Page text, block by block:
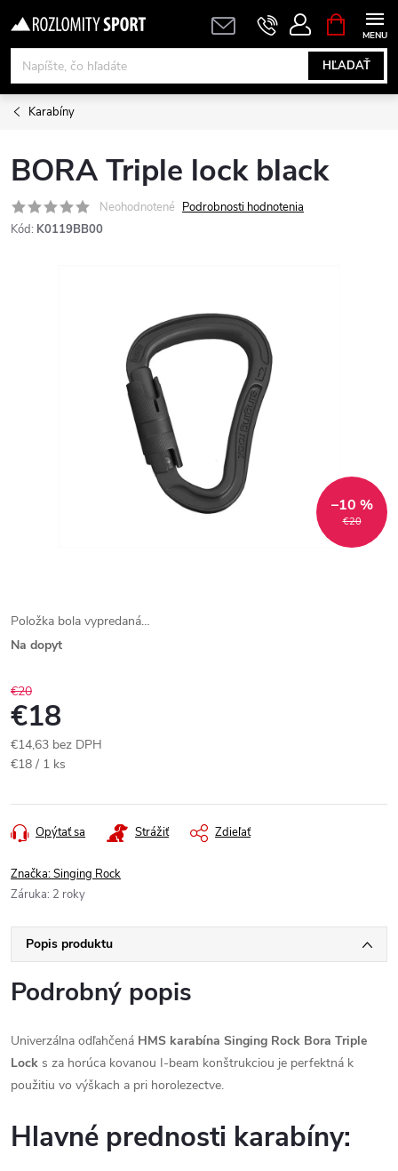
na
obsah
HĽADAŤ
KOŠÍK
Karabíny
BORA Triple lock black
Neohodnotené Podrobnosti hodnotenia
Kód: K0119BB00
€20
–10 %
Položka bola vypredaná…
Na dopyt
€20
€18
€14,63 bez DPH
Jednotková
€18 / 1 ks
Opýtať sa Strážiť Zdieľať
Značka:Singing Rock
Záruka: 2 roky
Popis produktu
Podrobný popis
Univerzálna odľahčená HMS karabína Singing Rock Bora Triple
Lock s za horúca kovanou I-beam konštrukciou je perfektná k
použitiu vo výškach a pri horolezectve.
Hlavné prednosti karabíny: